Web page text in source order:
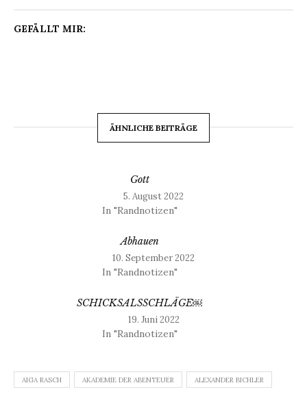
GEFÄLLT MIR:
ÄHNLICHE BEITRÄGE
Gott
5. August 2022
In "Randnotizen"
Abhauen
10. September 2022
In "Randnotizen"
SCHICKSALSSCHLÄGE￼
19. Juni 2022
In "Randnotizen"
AIGA RASCH AKADEMIE DER ABENTEUER ALEXANDER BICHLER